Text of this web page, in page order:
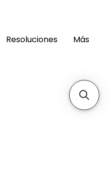
Resoluciones Más